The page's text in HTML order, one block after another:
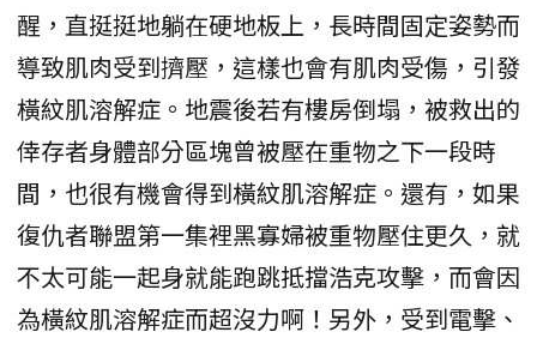
醒，直挺挺地躺在硬地板上，長時間固定姿勢而
導致肌肉受到擠壓，這樣也會有肌肉受傷，引發
橫紋肌溶解症。地震後若有樓房倒塌，被救出的
倖存者身體部分區塊曾被壓在重物之下一段時
間，也很有機會得到橫紋肌溶解症。還有，如果
復仇者聯盟第一集裡黑寡婦被重物壓住更久，就
不太可能一起身就能跑跳抵擋浩克攻擊，而會因
為橫紋肌溶解症而超沒力啊！另外，受到電擊、